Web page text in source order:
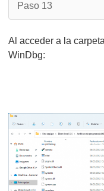
Paso 13
Al acceder a la
WinDbg: